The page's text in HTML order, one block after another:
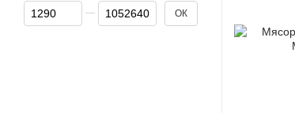
Від Ціна, грн
До Ціна, грн ОК